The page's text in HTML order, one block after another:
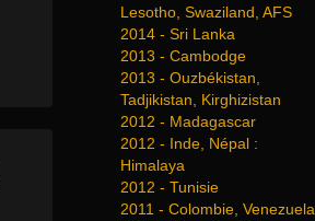
Lesotho, Swaziland, AFS
2014 - Sri Lanka
2013 - Cambodge
2013 - Ouzbékistan,
Tadjikistan, Kirghizistan
2012 - Madagascar
2012 - Inde, Népal :
Himalaya
2012 - Tunisie
2011 - Colombie, Venezuela